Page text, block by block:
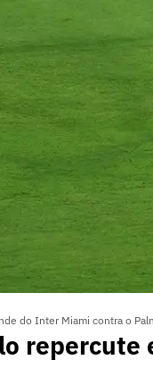
do Inter Miami contra o
repercute